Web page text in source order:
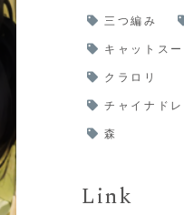
三つ編み
キャットスー
クラロリ
チャイナドレ
森
Link